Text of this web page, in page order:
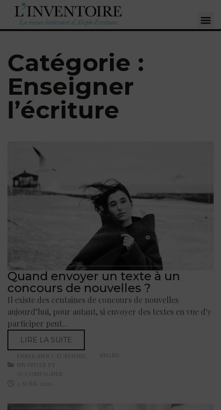
Catégorie :
Enseigner
l’écriture
Quand envoyer un texte à un
concours de nouvelles ?
Il existe des centaines de concours de nouvelles
aujourd’hui, pour autant, si envoyer des textes en vue d'y
participer peut...
LIRE LA SUITE
ENSEIGNER L'ÉCRITURE
INVENTER ET
ACCOMPAGNER
3 AVRIL 2026
SHARE: